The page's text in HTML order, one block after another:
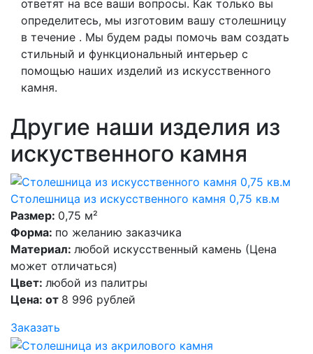
ответят на все ваши вопросы. Как только вы
определитесь, мы изготовим вашу столешницу
в течение . Мы будем рады помочь вам создать
стильный и функциональный интерьер с
помощью наших изделий из искусственного
камня.
Другие наши изделия из
искуственного камня
Столешница из искусственного камня 0,75 кв.м
Размер: 0,75 м²
Форма: по желанию заказчика
Материал: любой искусственный камень (Цена
может отличаться)
Цвет: любой из палитры
Цена: от 8 996 рублей
Заказать